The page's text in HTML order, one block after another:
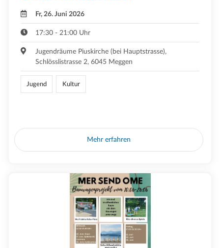
Fr, 26. Juni 2026
17:30 - 21:00 Uhr
Jugendräume Piuskirche (bei Hauptstrasse),
Schlösslistrasse 2, 6045 Meggen
Jugend Kultur
Mehr erfahren